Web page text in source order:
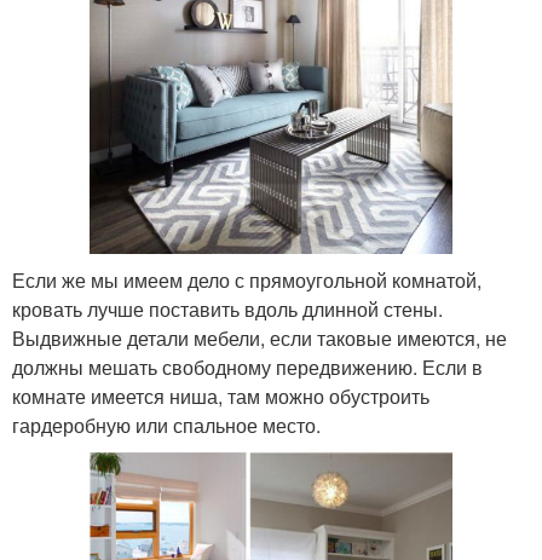
Если же мы имеем дело с прямоугольной комнатой,
кровать лучше поставить вдоль длинной стены.
Выдвижные детали мебели, если таковые имеются, не
должны мешать свободному передвижению. Если в
комнате имеется ниша, там можно обустроить
гардеробную или спальное место.